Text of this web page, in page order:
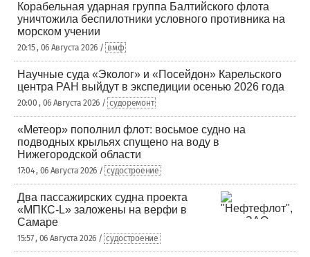
Корабельная ударная группа Балтийского флота
уничтожила беспилотники условного противника на
морском учении
20:15 , 06 Августа 2026 / вмф
Научные суда «Эколог» и «Посейдон» Карельского
центра РАН выйдут в экспедиции осенью 2026 года
20:00 , 06 Августа 2026 / судоремонт
«Метеор» пополнил флот: восьмое судно на
подводных крыльях спущено на воду в
Нижегородской области
17:04 , 06 Августа 2026 / судостроение
Два пассажирских судна проекта
«МПКС-L» заложены на верфи в
Самаре
15:57 , 06 Августа 2026 / судостроение